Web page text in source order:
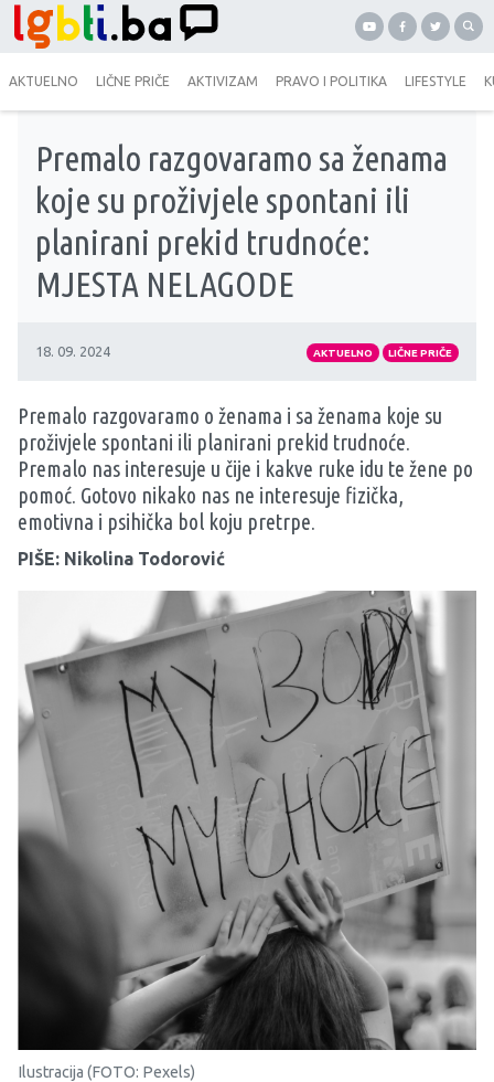
AKTUELNO LIČNE PRIČE AKTIVIZAM PRAVO I POLITIKA LIFESTYLE
Premalo razgovaramo sa ženama
koje su proživjele spontani ili
planirani prekid trudnoće:
MJESTA NELAGODE
18. 09. 2024 AKTUELNO LIČNE PRIČE
Premalo razgovaramo o ženama i sa ženama koje su
proživjele spontani ili planirani prekid trudnoće.
Premalo nas interesuje u čije i kakve ruke idu te žene po
pomoć. Gotovo nikako nas ne interesuje fizička,
emotivna i psihička bol koju pretrpe.
PIŠE: Nikolina Todorović
Ilustracija (FOTO: Pexels)